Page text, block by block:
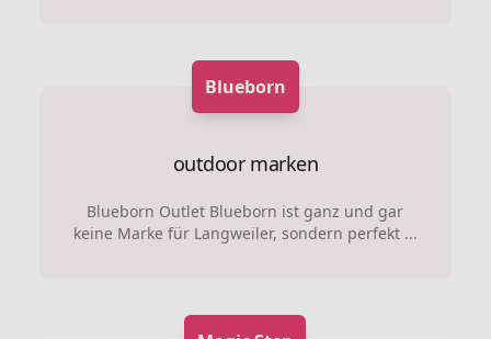
Blueborn
outdoor marken
Blueborn Outlet Blueborn ist ganz und gar
keine Marke für Langweiler, sondern perfekt ...